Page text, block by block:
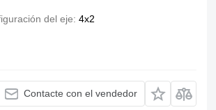
del eje 4x2
Contacte con el vendedor